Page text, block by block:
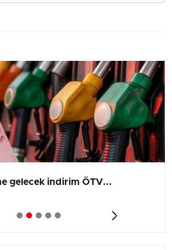
gelecek indirim ÖTV...